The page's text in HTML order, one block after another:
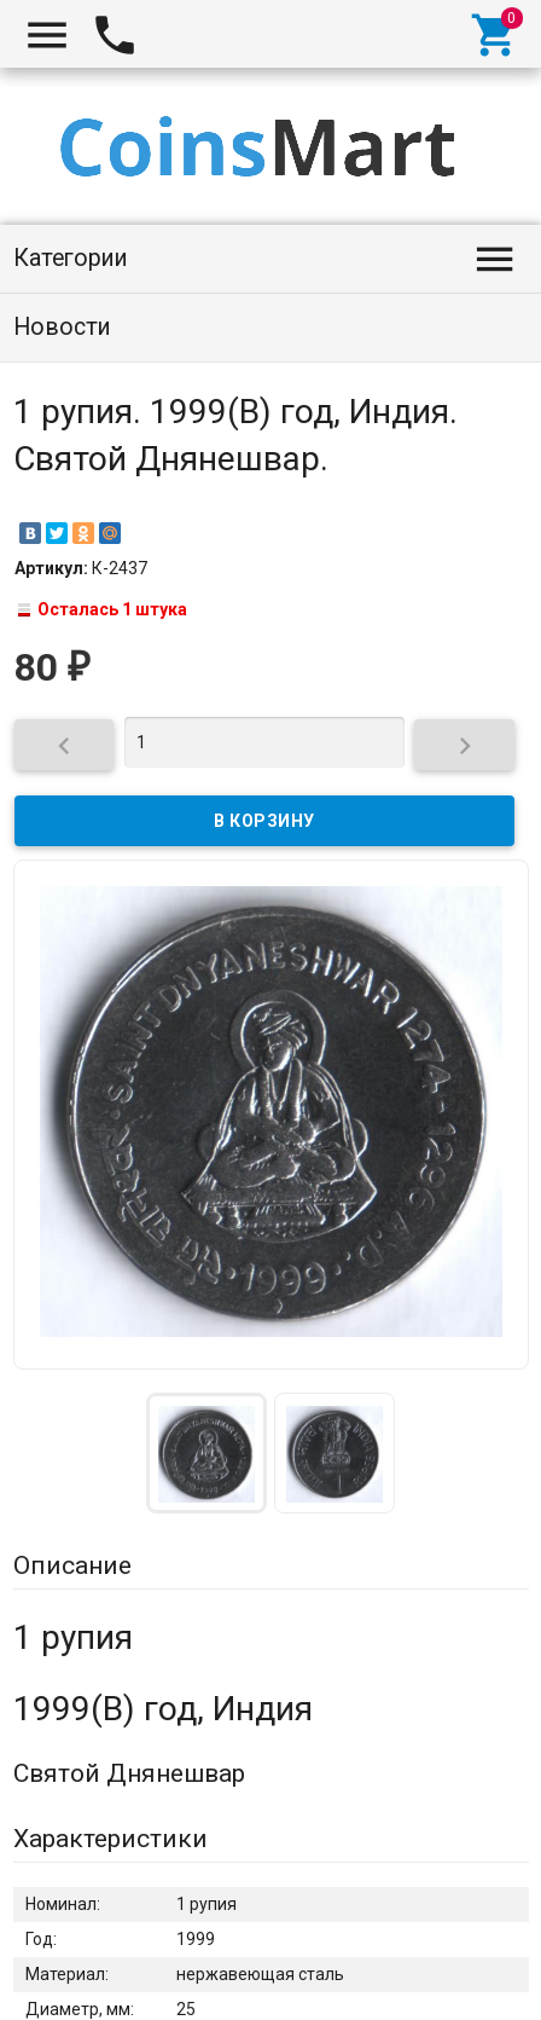
  
Категории 
Новости
1 рупия. 1999(B) год, Индия.
Святой Днянешвар.
Артикул: К-2437
Осталась 1 штука
80 ₽
 
Описание
1 рупия
1999(B) год, Индия
Святой Днянешвар
Характеристики
Номинал:
1 рупия
Год:
1999
Материал:
нержавеющая сталь
Диаметр, мм:
25